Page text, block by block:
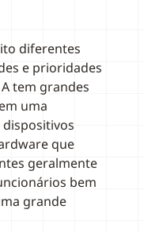
diferentes
e prioridades
tem grandes
uma
que
geralmente
bem
grande